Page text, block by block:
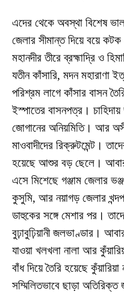
এদের থেকে অবস্থা বিশেষ
জেলার সীমান্ত দিয়ে বয়ে
মহানদীর তীরে ব্রহ্মাদ্রি ও
যতীন কাঁসারি, মদন মহারাণা
পরিশ্রম লাগে কাঁসার বাসন
ইস্পাতের বাসনপত্র।
জোগানের অনিয়মিতি। আর
মাওবাদীদের রিক্রুটমেন্ট।
হয়েছে আশুর বড় ছেলে। আবার
এসে মিশেছে গঞ্জাম জেলার
কুসুমি, আর নয়াগড় জেলার
ডাহুকের সঙ্গে মেশার পর।
বুঢ়াবুঢ়িয়ানী জলভাণ্ডার।
যাওয়া খলখলা নালা আর
বাঁধ দিয়ে তৈরি হয়েছে
সম্মিলিতভাবে ছাড়া